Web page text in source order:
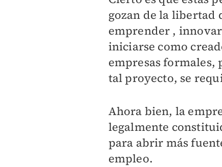
gozan de la libertad
emprender ,
iniciarse como
empresas formales,
tal proyecto, se
Ahora bien, la
legalmente
para abrir más
empleo.